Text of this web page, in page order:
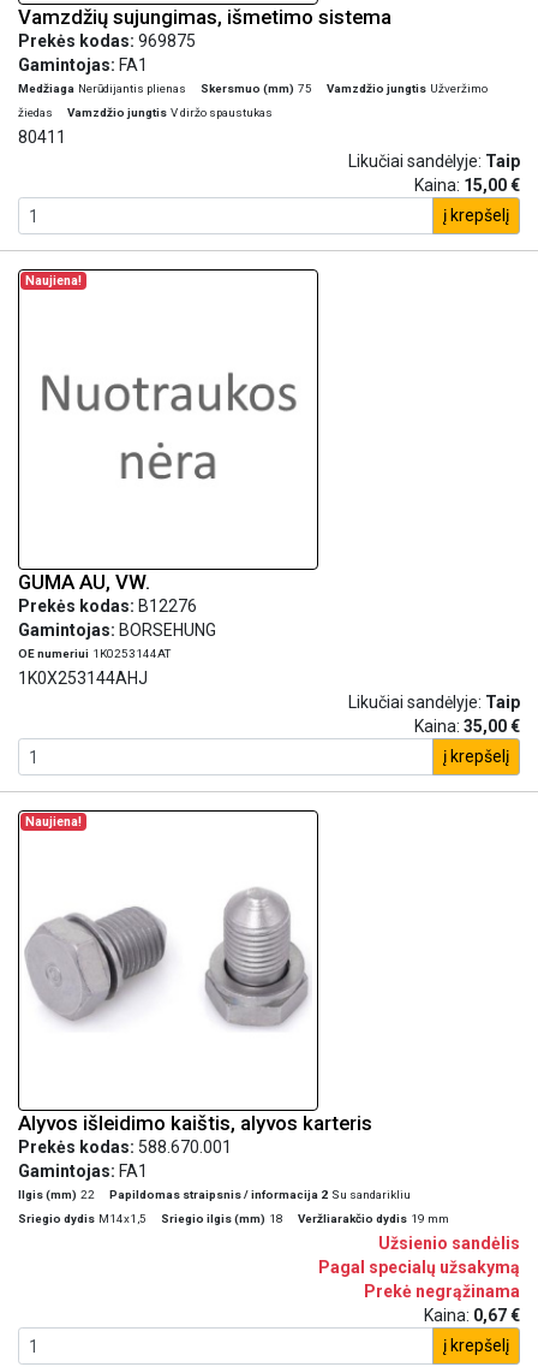
Vamzdžių sujungimas, išmetimo sistema
Prekės kodas: 969875
Gamintojas: FA1
Medžiaga Nerūdijantis plienas Skersmuo (mm) 75 Vamzdžio jungtis Užveržimo
žiedas
Vamzdžio jungtis V diržo spaustukas
80411
Likučiai sandėlyje: Taip
Kaina: 15,00 €
į krepšelį
Naujiena!
GUMA AU, VW.
Prekės kodas: B12276
Gamintojas: BORSEHUNG
OE numeriui 1K0253144AT
1K0X253144AHJ
Likučiai sandėlyje: Taip
Kaina: 35,00 €
į krepšelį
Naujiena!
Alyvos išleidimo kaištis, alyvos karteris
Prekės kodas: 588.670.001
Gamintojas: FA1
Ilgis (mm) 22 Papildomas straipsnis / informacija 2 Su sandarikliu
Sriegio dydis M14x1,5 Sriegio ilgis (mm) 18 Veržliarakčio dydis 19 mm
Užsienio sandėlis
Pagal specialų užsakymą
Prekė negrąžinama
Kaina: 0,67 €
į krepšelį